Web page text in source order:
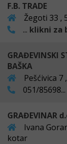
F.B. TRADE
Žegoti 33
... klikni za
GRAĐEVINSKI
BAŠKA
Pešćivica
051/85698...
GRAĐEVINAR
Ivana
kotar